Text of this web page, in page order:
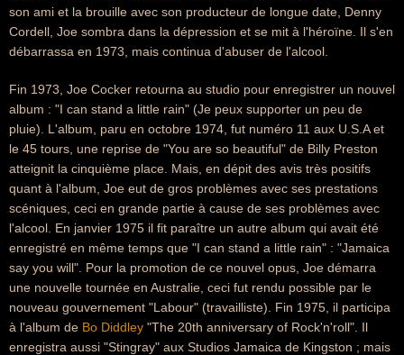
son ami et la brouille avec son producteur de longue date, Denny
Cordell, Joe sombra dans la dépression et se mit à l'héroïne. Il s'en
débarrassa en 1973, mais continua d'abuser de l'alcool.
Fin 1973, Joe Cocker retourna au studio pour enregistrer un nouvel
album : "I can stand a little rain" (Je peux supporter un peu de
pluie). L'album, paru en octobre 1974, fut numéro 11 aux U.S.A et
le 45 tours, une reprise de "You are so beautiful" de Billy Preston
atteignit la cinquième place. Mais, en dépit des avis très positifs
quant à l'album, Joe eut de gros problèmes avec ses prestations
scéniques, ceci en grande partie à cause de ses problèmes avec
l'alcool. En janvier 1975 il fit paraître un autre album qui avait été
enregistré en même temps que "I can stand a little rain" : "Jamaica
say you will". Pour la promotion de ce nouvel opus, Joe démarra
une nouvelle tournée en Australie, ceci fut rendu possible par le
nouveau gouvernement "Labour" (travailliste). Fin 1975, il participa
à l'album de Bo Diddley "The 20th anniversary of Rock'n'roll". Il
enregistra aussi "Stingray" aux Studios Jamaica de Kingston ; mais